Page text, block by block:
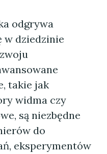
odgrywa
w dziedzinie
takie jak
widma czy
są niezbędne
do
eksperymentów